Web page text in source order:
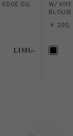
OIL
W/
BLOUSE
￥